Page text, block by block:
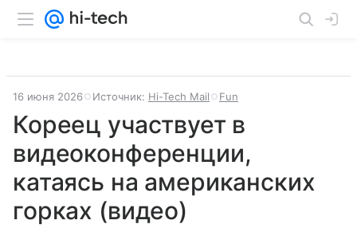
16 июня 2026 Источник: Hi-Tech Mail Fun
Кореец участвует в
видеоконференции,
катаясь на американских
горках (видео)